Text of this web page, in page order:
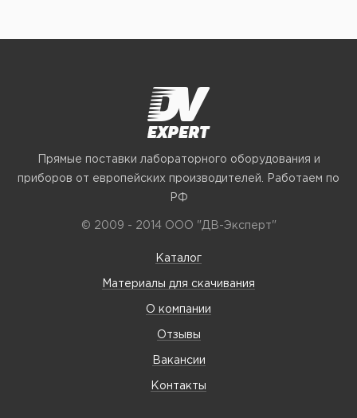
Прямые поставки лабораторного оборудования и
приборов от европейских производителей. Работаем по
РФ
© 2009 - 2014 ООО "ДВ-Эксперт"
Каталог
Материалы для скачивания
О компании
Отзывы
Вакансии
Контакты